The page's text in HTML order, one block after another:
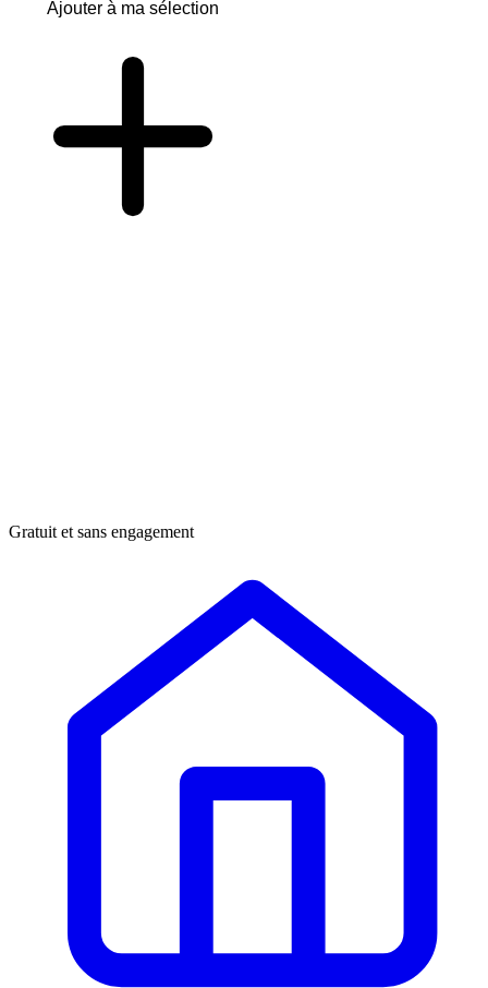
Ajouter à ma sélection
Gratuit et sans engagement